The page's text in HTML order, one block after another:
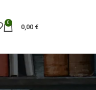
0
0,00 €